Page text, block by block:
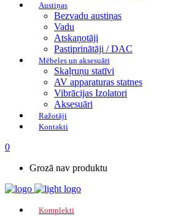
Austiņas
Bezvadu austiņas
Vadu
Atskaņotāji
Pastiprinātāji / DAC
Mēbeles un aksesuāri
Skaļruņu statīvi
AV apparaturas statnes
Vibrācijas Izolatori
Aksesuāri
Ražotāji
Kontakti
0
Grozā nav produktu
Komplekti